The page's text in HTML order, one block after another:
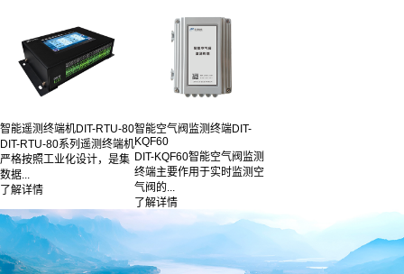
智能遥测终端机DIT-RTU-80
DIT-RTU-80系列遥测终端机
严格按照工业化设计，是集
数据...
了解详情
智能空气阀监测终端DIT-
KQF60
DIT-KQF60智能空气阀监测
终端主要作用于实时监测空
气阀的...
了解详情